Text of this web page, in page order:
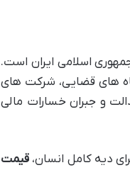
اسلامی ایران است.
های قضایی، شرکت های
و جبران خسارات مالی
دیه کامل انسان، قیمت